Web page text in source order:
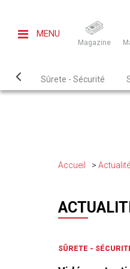
MENU
Magazine
Sûrete - Sécurité
Accueil
SÛRETE -